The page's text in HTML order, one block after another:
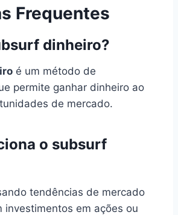
Frequentes
dinheiro?
é um método de
permite ganhar dinheiro ao
de mercado.
o subsurf
tendências de mercado
investimentos em ações ou